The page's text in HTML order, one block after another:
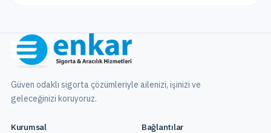
Güven odaklı sigorta çözümleriyle ailenizi, işinizi ve
geleceğinizi koruyoruz.
Kurumsal
Bağlantılar